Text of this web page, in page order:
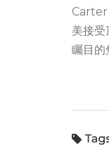
Carter
美接受
矚目的